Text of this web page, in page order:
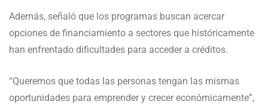
Además, señaló que los programas buscan acercar
opciones de financiamiento a sectores que históricamente
han enfrentado dificultades para acceder a créditos.
“Queremos que todas las personas tengan las mismas
oportunidades para emprender y crecer económicamente”,